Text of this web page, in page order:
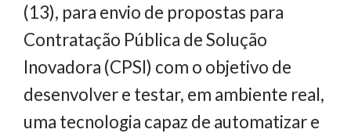
(13), para envio de propostas para
Contratação Pública de Solução
Inovadora (CPSI) com o objetivo de
desenvolver e testar, em ambiente real,
uma tecnologia capaz de automatizar e